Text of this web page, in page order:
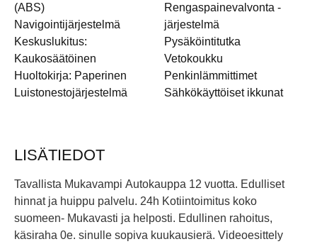
(ABS)
Navigointijärjestelmä
Keskuslukitus:
Kaukosäätöinen
Huoltokirja: Paperinen
Luistonestojärjestelmä
Rengaspainevalvonta -
järjestelmä
Pysäköintitutka
Vetokoukku
Penkinlämmittimet
Sähkökäyttöiset ikkunat
LISÄTIEDOT
Tavallista Mukavampi Autokauppa 12 vuotta. Edulliset
hinnat ja huippu palvelu. 24h Kotiintoimitus koko
suomeen- Mukavasti ja helposti. Edullinen rahoitus,
käsiraha 0e. sinulle sopiva kuukausierä. Videoesittely